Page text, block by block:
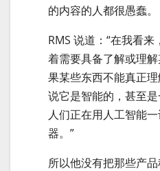
的内容的人都很愚蠢。
RMS 说道：“在我看来
着需要具备了解或理
果某些东西不能真正
说它是智能的，甚至
人们正在用人工智能
器。”
所以他没有把那些产